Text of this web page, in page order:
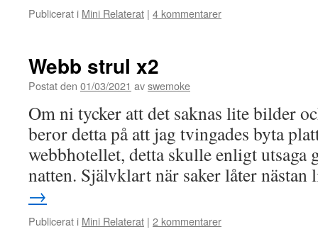
Publicerat i Mini Relaterat | 4 kommentarer
Webb strul x2
Postat den 01/03/2021 avswemoke
Om ni tycker att det saknas lite bilder
beror detta på att jag tvingades byta
webbhotellet, detta skulle enligt utsaga
natten. Självklart när saker låter
→
Publicerat i Mini Relaterat | 2 kommentarer